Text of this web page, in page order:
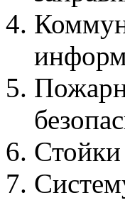
Стойки